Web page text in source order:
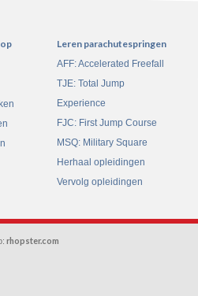
Leren parachutespringen
AFF: Accelerated Freefall
TJE: Total Jump
Experience
FJC: First Jump Course
MSQ: Military Square
Herhaal opleidingen
Vervolg opleidingen
rhopster.com